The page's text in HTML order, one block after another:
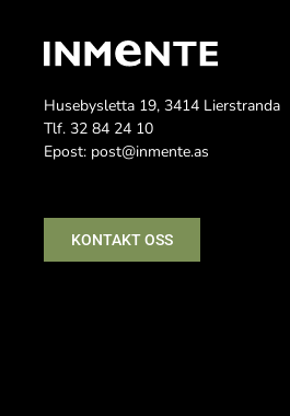
Husebysletta 19, 3414 Lierstranda
Tlf. 32 84 24 10
Epost: post@inmente.as
KONTAKT OSS